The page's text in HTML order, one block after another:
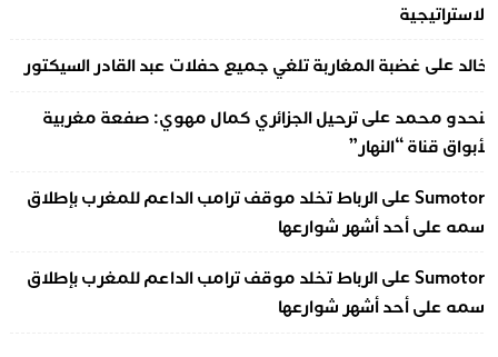
علىغضبة المغاربة تلغي جميع حفلات عبد القادر السيكتور
محمدعلىترحيل الجزائري كمال مهوي: صفعة مغربية
قناة “النهار”
علىالرباط تخلد موقف ترامب الداعم للمغرب بإطلاق
على أحد أشهر شوارعها
علىالرباط تخلد موقف ترامب الداعم للمغرب بإطلاق
على أحد أشهر شوارعها